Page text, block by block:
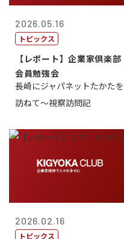
2026.05.16
トピックス
【レポート】企業家倶楽部
会員勉強会
長崎にジャパネットたかたを
訪ねて～視察訪問記
2026.02.16
トピックス